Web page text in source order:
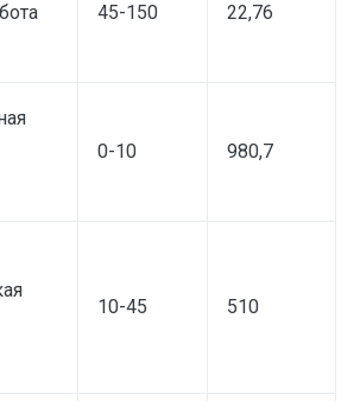
45-150 22,76
0-10 980,7
10-45 510